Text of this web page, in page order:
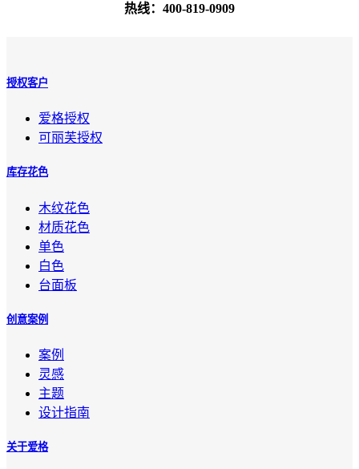
热线：400-819-0909
授权客户
爱格授权
可丽芙授权
库存花色
木纹花色
材质花色
单色
白色
台面板
创意案例
案例
灵感
主题
设计指南
关于爱格